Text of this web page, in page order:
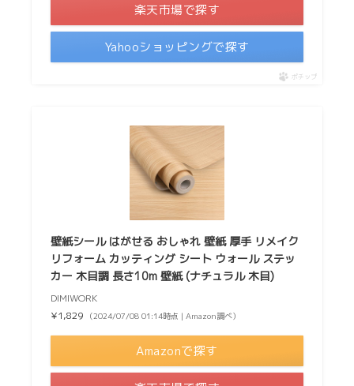
楽天市場で探す
Yahooショッピングで探す
ポチップ
壁紙シール はがせる おしゃれ 壁紙 厚手 リメイク
リフォーム カッティング シート ウォール ステッ
カー 木目調 長さ10m 壁紙 (ナチュラル 木目)
DIMIWORK
¥1,829
（2024/07/08 01:14時点 | Amazon調べ）
Amazonで探す